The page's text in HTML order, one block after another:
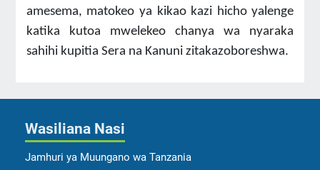
amesema, matokeo ya kikao kazi hicho yalenge
katika kutoa mwelekeo chanya wa nyaraka
sahihi kupitia Sera na Kanuni zitakazoboreshwa.
Wasiliana Nasi
Jamhuri ya Muungano wa Tanzania